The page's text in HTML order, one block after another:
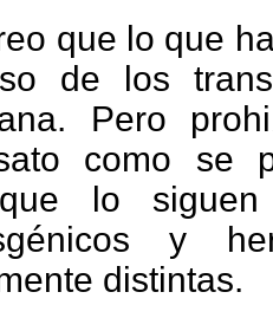
que lo que
de los
Pero
como se
lo siguen
y
distintas.